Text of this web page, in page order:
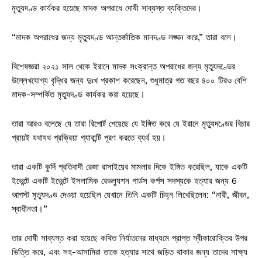
মৃত্যুদণ্ড কার্যকর হয়েছে মাদক অপরাধে দোষী সাব্যস্ত ব্যক্তিদের।
“মাদক অপরাধের জন্য মৃত্যুদণ্ড আন্তর্জাতিক মানদণ্ড লঙ্ঘন করে,” তারা বলে।
বিশেষজ্ঞরা ২০২১ সাল থেকে ইরানে মাদক সংক্রান্ত অপরাধের জন্য মৃত্যুদণ্ডের
উল্লেখযোগ্য বৃদ্ধির জন্য দুঃখ প্রকাশ করেছেন, শুধুমাত্র গত বছর ৪০০ টিরও বেশি
মাদক-সম্পর্কিত মৃত্যুদণ্ড কার্যকর করা হয়েছে।
তারা আরও বলেছে যে তারা রিপোর্ট পেয়েছে যে ইঙ্গিত করে যে ইরানে মৃত্যুদণ্ডের বিচার
প্রায়ই যথাযথ প্রক্রিয়া গ্যারান্টি পূরণ করতে ব্যর্থ হয়।
তারা একটি কুর্দি প্রতিবাদী রেজা রাসাইয়ের মামলার দিকে ইঙ্গিত করেছিল, যাকে একটি
ইভেন্টে একটি ইভেন্টে ইসলামিক রেভল্যুশন গার্ডস কর্পস সদস্যকে হত্যার জন্য 6
আগস্ট মৃত্যুদণ্ড দেওয়া হয়েছিল যেখানে তিনি একটি চিহ্ন লিখেছিলেন: “নারী, জীবন,
স্বাধীনতা।”
তার দোষী সাব্যস্ত করা হয়েছে কথিত নির্যাতনের মাধ্যমে প্রাপ্ত স্বীকারোক্তির উপর
ভিত্তি করে, এবং সহ-আসামিরা তাকে হত্যার সাথে জড়িত থাকার জন্য তাদের সাক্ষ্য